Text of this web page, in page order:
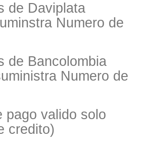
de Daviplata
Numero de
de Bancolombia
Numero de
pago valido solo
credito)